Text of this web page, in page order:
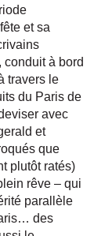
et sa
à bord
travers le
du Paris de
avec
et
que
plutôt ratés)
rêve – qui
parallèle
des